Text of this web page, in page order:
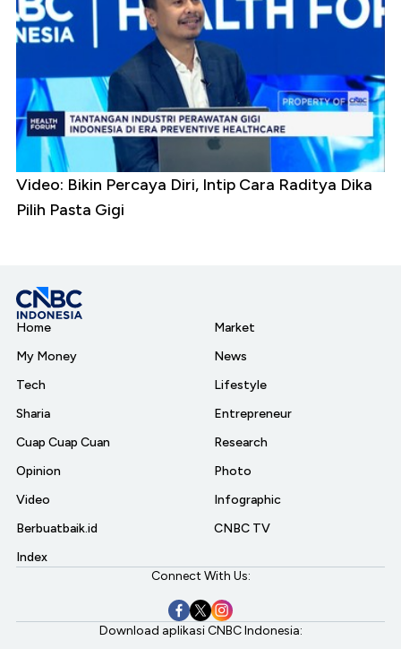
Video: Bikin Percaya Diri, Intip Cara Raditya Dika
Pilih Pasta Gigi
Home
My Money
Tech
Sharia
Cuap Cuap Cuan
Opinion
Video
Berbuatbaik.id
Index
Market
News
Lifestyle
Entrepreneur
Research
Photo
Infographic
CNBC TV
Connect With Us:
Download aplikasi CNBC Indonesia: